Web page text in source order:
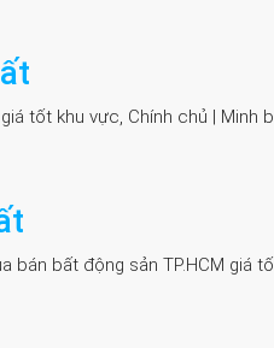
tốt khu vực, Chính chủ | Minh
bán bất động sản TP.HCM